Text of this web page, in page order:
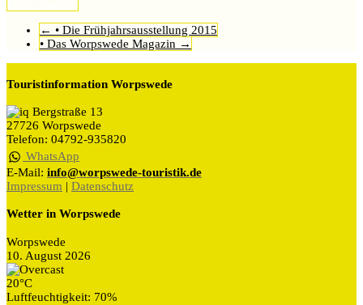
← • Die Frühjahrsausstellung 2015
• Das Worpswede Magazin →
Touristinformation Worpswede
Bergstraße 13
27726 Worpswede
Telefon: 04792-935820
WhatsApp
E-Mail: info@worpswede-touristik.de
Impressum | Datenschutz
Wetter in Worpswede
Worpswede
10. August 2026
20°C
Luftfeuchtigkeit: 70%